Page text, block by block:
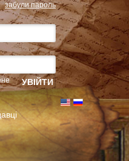
забули пароль